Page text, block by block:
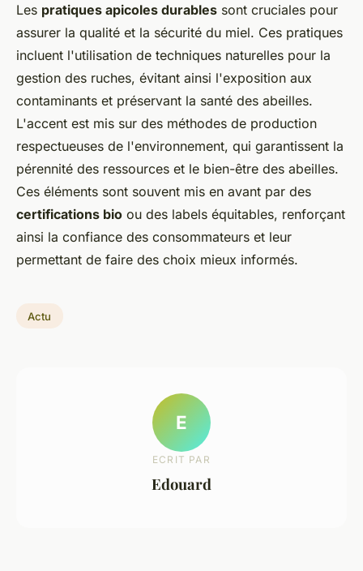
Les pratiques apicoles durables sont cruciales pour
assurer la qualité et la sécurité du miel. Ces pratiques
incluent l'utilisation de techniques naturelles pour la
gestion des ruches, évitant ainsi l'exposition aux
contaminants et préservant la santé des abeilles.
L'accent est mis sur des méthodes de production
respectueuses de l'environnement, qui garantissent la
pérennité des ressources et le bien-être des abeilles.
Ces éléments sont souvent mis en avant par des
certifications bio ou des labels équitables, renforçant
ainsi la confiance des consommateurs et leur
permettant de faire des choix mieux informés.
Actu
E
ECRIT PAR
Edouard